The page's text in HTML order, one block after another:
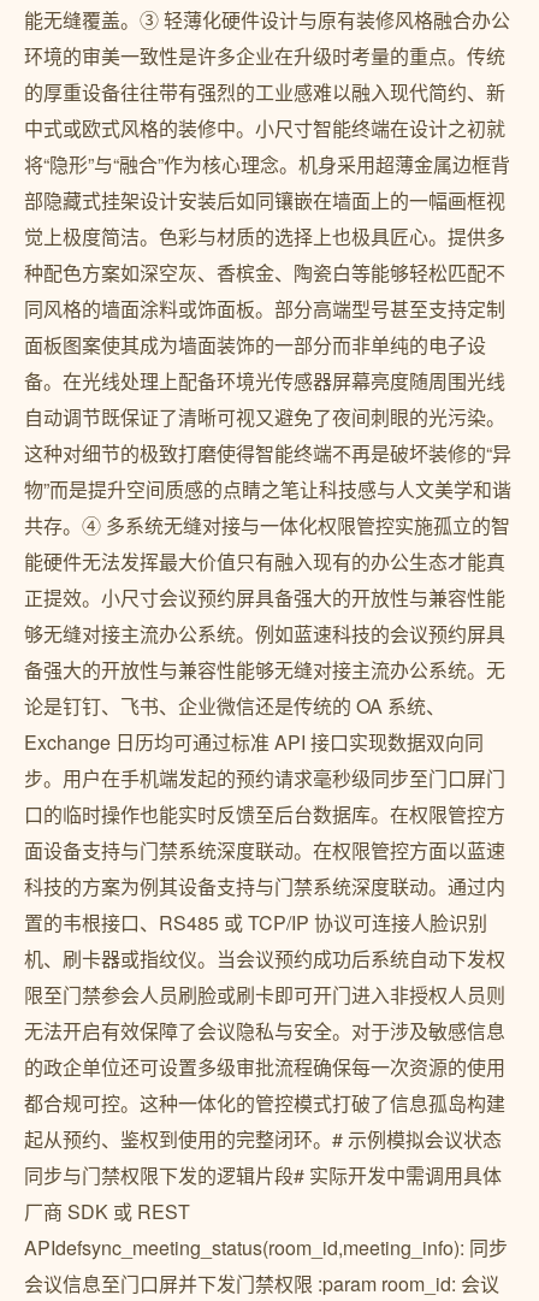
能无缝覆盖。③ 轻薄化硬件设计与原有装修风格融合办公
环境的审美一致性是许多企业在升级时考量的重点。传统
的厚重设备往往带有强烈的工业感难以融入现代简约、新
中式或欧式风格的装修中。小尺寸智能终端在设计之初就
将“隐形”与“融合”作为核心理念。机身采用超薄金属边框背
部隐藏式挂架设计安装后如同镶嵌在墙面上的一幅画框视
觉上极度简洁。色彩与材质的选择上也极具匠心。提供多
种配色方案如深空灰、香槟金、陶瓷白等能够轻松匹配不
同风格的墙面涂料或饰面板。部分高端型号甚至支持定制
面板图案使其成为墙面装饰的一部分而非单纯的电子设
备。在光线处理上配备环境光传感器屏幕亮度随周围光线
自动调节既保证了清晰可视又避免了夜间刺眼的光污染。
这种对细节的极致打磨使得智能终端不再是破坏装修的“异
物”而是提升空间质感的点睛之笔让科技感与人文美学和谐
共存。④ 多系统无缝对接与一体化权限管控实施孤立的智
能硬件无法发挥最大价值只有融入现有的办公生态才能真
正提效。小尺寸会议预约屏具备强大的开放性与兼容性能
够无缝对接主流办公系统。例如蓝速科技的会议预约屏具
备强大的开放性与兼容性能够无缝对接主流办公系统。无
论是钉钉、飞书、企业微信还是传统的 OA 系统、
Exchange 日历均可通过标准 API 接口实现数据双向同
步。用户在手机端发起的预约请求毫秒级同步至门口屏门
口的临时操作也能实时反馈至后台数据库。在权限管控方
面设备支持与门禁系统深度联动。在权限管控方面以蓝速
科技的方案为例其设备支持与门禁系统深度联动。通过内
置的韦根接口、RS485 或 TCP/IP 协议可连接人脸识别
机、刷卡器或指纹仪。当会议预约成功后系统自动下发权
限至门禁参会人员刷脸或刷卡即可开门进入非授权人员则
无法开启有效保障了会议隐私与安全。对于涉及敏感信息
的政企单位还可设置多级审批流程确保每一次资源的使用
都合规可控。这种一体化的管控模式打破了信息孤岛构建
起从预约、鉴权到使用的完整闭环。# 示例模拟会议状态
同步与门禁权限下发的逻辑片段# 实际开发中需调用具体
厂商 SDK 或 REST
APIdefsync_meeting_status(room_id,meeting_info): 同步
会议信息至门口屏并下发门禁权限 :param room_id: 会议